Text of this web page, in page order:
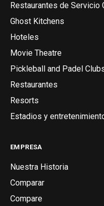
Restaurantes de Servicio
Ghost Kitchens
Hoteles
Movie Theatre
Pickleball and Padel
Restaurantes
Resorts
Estadios y
EMPRESA
Nuestra Historia
Comparar
Compare